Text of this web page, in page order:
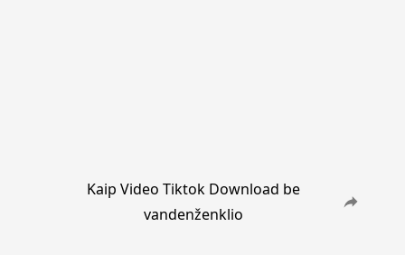
Kaip Video Tiktok Download be
vandenženklio